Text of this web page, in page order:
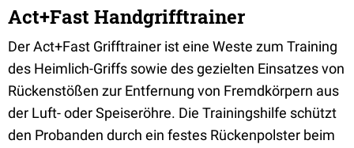
Act+Fast Handgrifftrainer
Der Act+Fast Grifftrainer ist eine Weste zum Training
des Heimlich-Griffs sowie des gezielten Einsatzes von
Rückenstößen zur Entfernung von Fremdkörpern aus
der Luft- oder Speiseröhre. Die Trainingshilfe schützt
den Probanden durch ein festes Rückenpolster beim